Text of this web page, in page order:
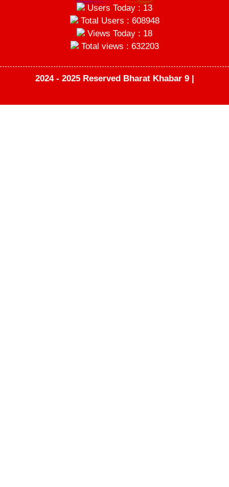
Users Today : 13
Total Users : 608948
Views Today : 18
Total views : 632203
2024 - 2025 Reserved Bharat Khabar 9 |